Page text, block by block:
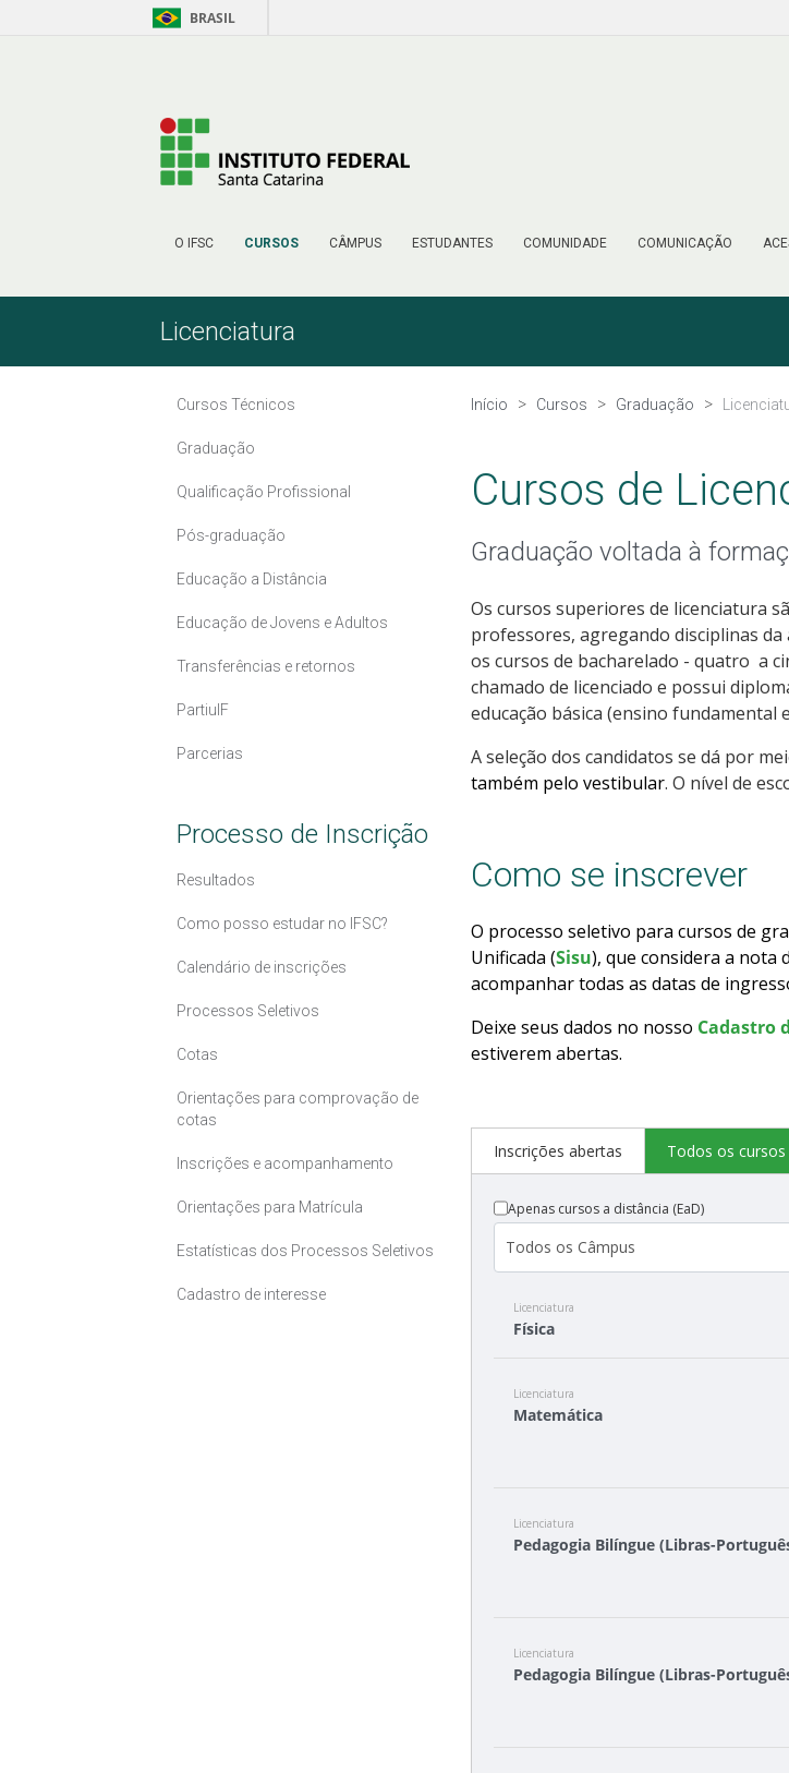
Pular para o Conteúdo BRASIL
O IFSC CURSOS CÂMPUS ESTUDANTES COMUNIDADE COMUNICAÇÃO
Licenciatura
Cursos Técnicos
Graduação
Qualificação Profissional
Pós-graduação
Educação a Distância
Educação de Jovens e Adultos
Transferências e retornos
PartiuIF
Parcerias
Processo de Inscrição
Resultados
Como posso estudar no IFSC?
Calendário de inscrições
Processos Seletivos
Cotas
Orientações para comprovação de
cotas
Inscrições e acompanhamento
Orientações para Matrícula
Estatísticas dos Processos Seletivos
Cadastro de interesse
Início Cursos Graduação
Cursos de
Graduação voltada à
Os cursos superiores de licenciatura
professores, agregando disciplinas
os cursos de bacharelado - quatro a
chamado de licenciado e possui
educação básica (ensino fundamental
A seleção dos candidatos se dá por
também pelo vestibular. O nível de
Como se inscrever
O processo seletivo para cursos de
Unificada (Sisu), que considera a nota
acompanhar todas as datas de
Deixe seus dados no nosso Cadastro
estiverem abertas.
Inscrições abertas Todos os cursos
Apenas cursos a distância (EaD)
Licenciatura
Física
Licenciatura
Matemática
Licenciatura
Pedagogia Bilíngue (Libras-
Licenciatura
Pedagogia Bilíngue (Libras-